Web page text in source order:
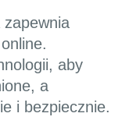
aby
a
i bezpiecznie.